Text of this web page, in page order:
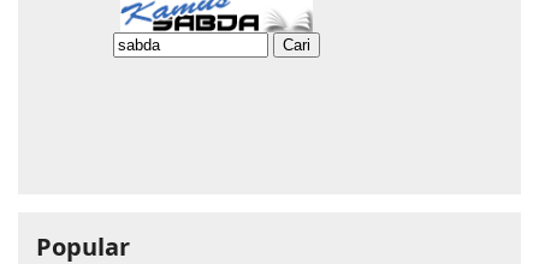
Popular